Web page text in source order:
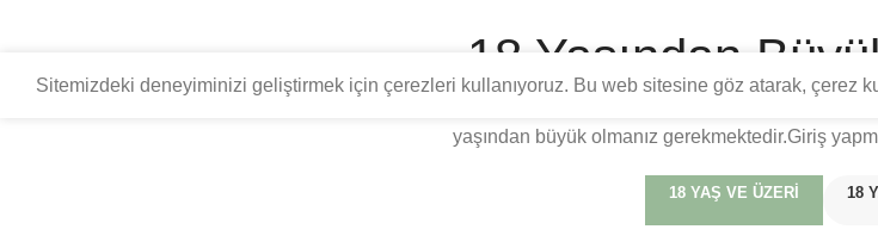
Sitemizdeki deneyiminizi geliştirmek için çerezleri kullanıyoruz. Bu web sitesine göz atarak, çerez
18 Yaşından
Bu site, distile içki kültürü üzerine sadece yetişkinlere yönelik eğitim, tarih ve tadım bilgilerini
yaşından büyük olmanız gerekmektedir.Giriş
18 YAŞ VE ÜZERI 18